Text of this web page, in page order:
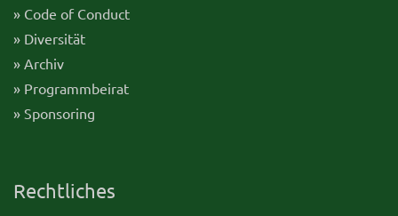
» Code of Conduct
» Diversität
» Archiv
» Programmbeirat
» Sponsoring
Rechtliches